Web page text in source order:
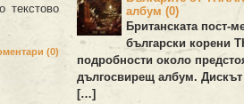
текстово
(0)
албум (0)
Британската пост-
български корени
подробности около
дългосвирещ албум.
[…]